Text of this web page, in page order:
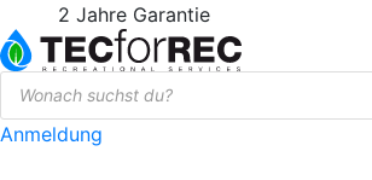
2 Jahre Garantie
Products
search
Anmeldung